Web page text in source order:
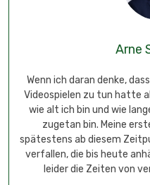
Arne
Wenn ich daran denke,
Videospielen zu tun hatte
wie alt ich bin und wie
zugetan bin. Meine
spätestens ab diesem
verfallen, die bis heute
leider die Zeiten von